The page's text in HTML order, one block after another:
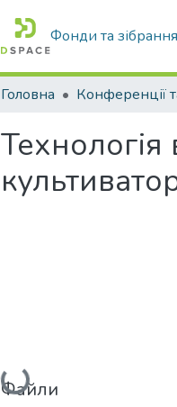
Фонди та зібрання
Головна
Вантажиться...
Файли